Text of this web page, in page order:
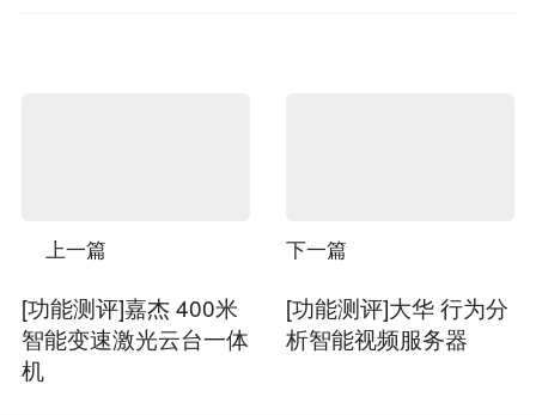
上一篇
[功能测评]嘉杰 400米
智能变速激光云台一体
机
下一篇
[功能测评]大华 行为分
析智能视频服务器